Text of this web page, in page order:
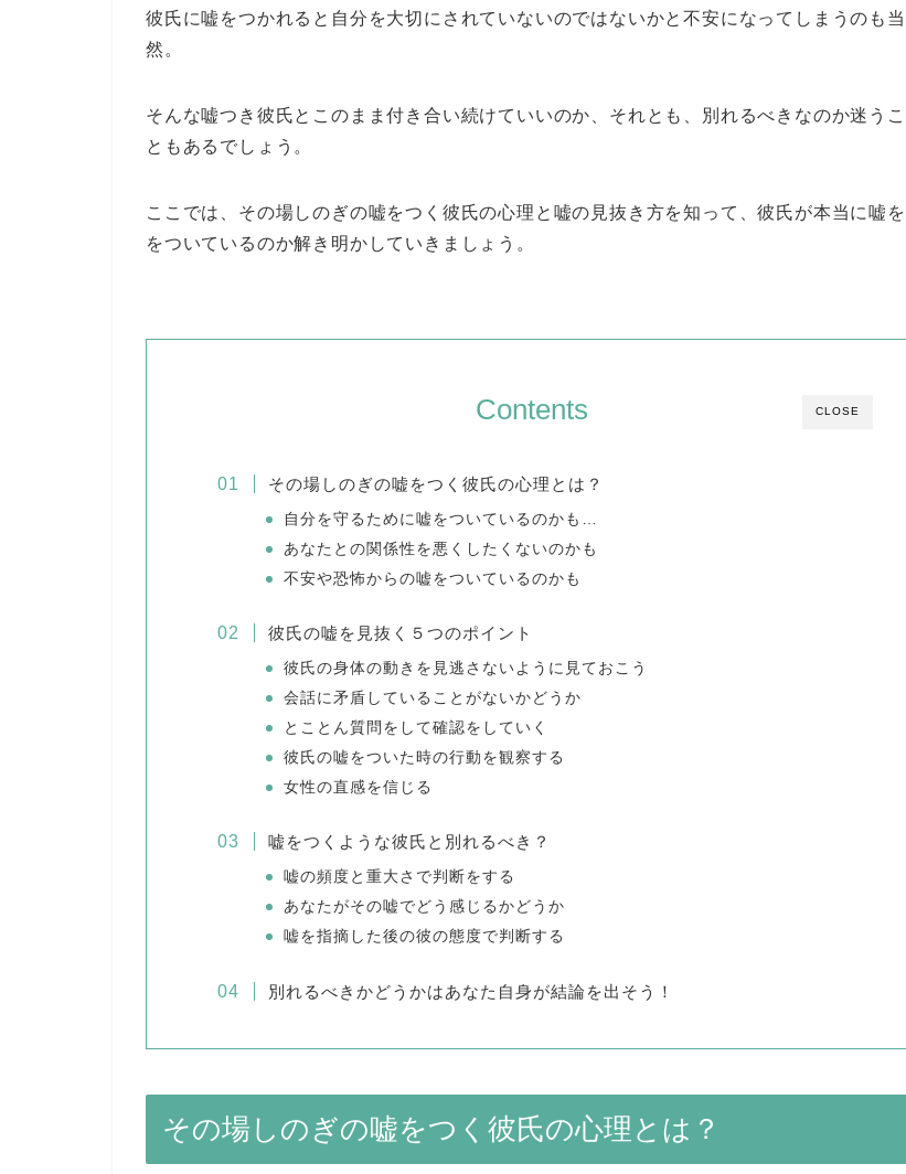
彼氏に嘘をつかれると自分を大切にされていないのではないかと不安になってしまうのも当
然。
そんな嘘つき彼氏とこのまま付き合い続けていいのか、それとも、別れるべきなのか迷うこ
ともあるでしょう。
ここでは、その場しのぎの嘘をつく彼氏の心理と嘘の見抜き方を知って、彼氏が本当に嘘を
をついているのか解き明かしていきましょう。
CLOSE
Contents
その場しのぎの嘘をつく彼氏の心理とは？
自分を守るために嘘をついているのかも…
あなたとの関係性を悪くしたくないのかも
不安や恐怖からの嘘をついているのかも
彼氏の嘘を見抜く５つのポイント
彼氏の身体の動きを見逃さないように見ておこう
会話に矛盾していることがないかどうか
とことん質問をして確認をしていく
彼氏の嘘をついた時の行動を観察する
女性の直感を信じる
嘘をつくような彼氏と別れるべき？
嘘の頻度と重大さで判断をする
あなたがその嘘でどう感じるかどうか
嘘を指摘した後の彼の態度で判断する
別れるべきかどうかはあなた自身が結論を出そう！
その場しのぎの嘘をつく彼氏の心理とは？